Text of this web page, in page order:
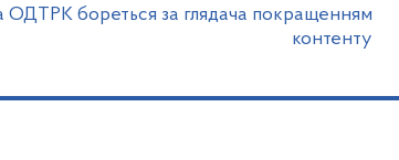
ОДТРК бореться за глядача покращенням
контенту